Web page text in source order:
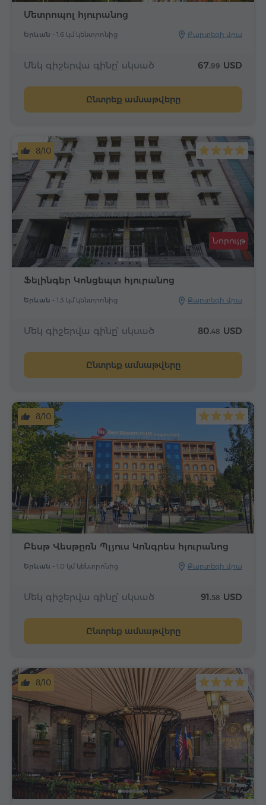
Մետրոպոլ հյուրանոց
Երևան - 1.6 կմ կենտրոնից Քարտեզի վրա
Մեկ գիշերվա գինը՝ սկսած 67.99 USD
Ընտրեք ամսաթվերը
Ֆելինգեր Կոնցեպտ հյուրանոց
Երևան - 1.3 կմ կենտրոնից Քարտեզի վրա
Նորույթ
8/10
Մեկ գիշերվա գինը՝ սկսած 80.48 USD
Ընտրեք ամսաթվերը
Բեսթ Վեսթըռն Պլյուս Կոնգրես հյուրանոց
Երևան - 1.0 կմ կենտրոնից Քարտեզի վրա
8/10
Մեկ գիշերվա գինը՝ սկսած 91.58 USD
Ընտրեք ամսաթվերը
8/10